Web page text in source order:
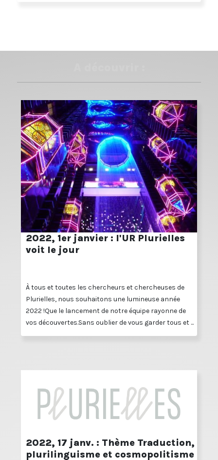
2022, 1er janvier : l'UR Plurielles
voit le jour
À tous et toutes les chercheurs et chercheuses de
Plurielles, nous souhaitons une lumineuse année
2022 !Que le lancement de notre équipe rayonne de
vos découvertes.Sans oublier de vous garder tous et ...
2022, 17 janv. : Thème Traduction,
plurilinguisme et cosmopolitisme